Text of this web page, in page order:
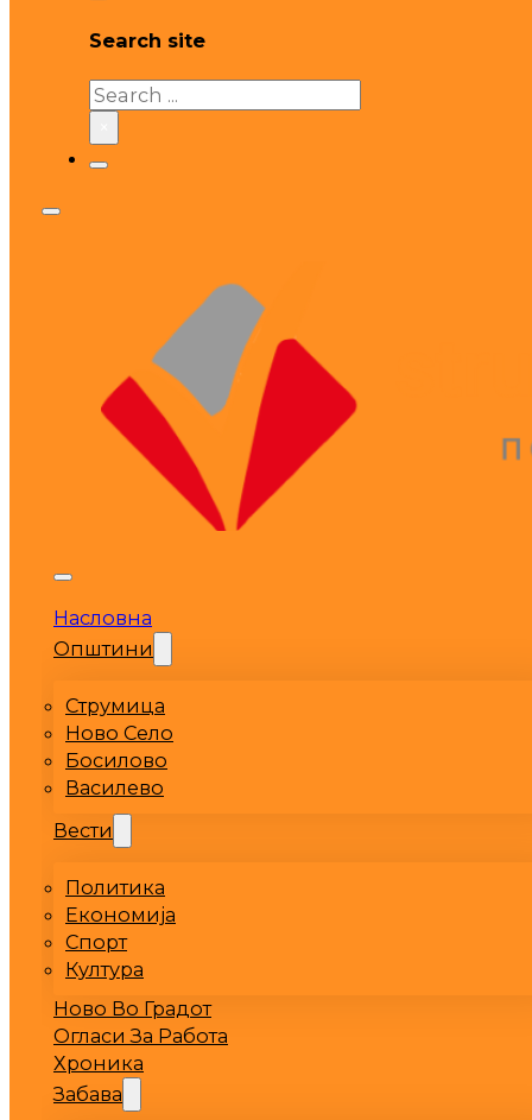
Search site
Search
Насловна
Општини
Струмица
Ново Село
Босилово
Василево
Вести
Политика
Економија
Спорт
Култура
Ново Во Градот
Огласи За Работа
Хроника
Забава